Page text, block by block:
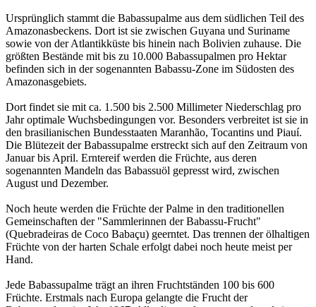
Ursprünglich stammt die Babassupalme aus dem südlichen Teil des
Amazonasbeckens. Dort ist sie zwischen Guyana und Suriname
sowie von der Atlantikküste bis hinein nach Bolivien zuhause. Die
größten Bestände mit bis zu 10.000 Babassupalmen pro Hektar
befinden sich in der sogenannten Babassu-Zone im Südosten des
Amazonasgebiets.
Dort findet sie mit ca. 1.500 bis 2.500 Millimeter Niederschlag pro
Jahr optimale Wuchsbedingungen vor. Besonders verbreitet ist sie in
den brasilianischen Bundesstaaten Maranhão, Tocantins und Piauí.
Die Blütezeit der Babassupalme erstreckt sich auf den Zeitraum von
Januar bis April. Erntereif werden die Früchte, aus deren
sogenannten Mandeln das Babassuöl gepresst wird, zwischen
August und Dezember.
Noch heute werden die Früchte der Palme in den traditionellen
Gemeinschaften der "Sammlerinnen der Babassu-Frucht"
(Quebradeiras de Coco Babaçu) geerntet. Das trennen der ölhaltigen
Früchte von der harten Schale erfolgt dabei noch heute meist per
Hand.
Jede Babassupalme trägt an ihren Fruchtständen 100 bis 600
Früchte. Erstmals nach Europa gelangte die Frucht der